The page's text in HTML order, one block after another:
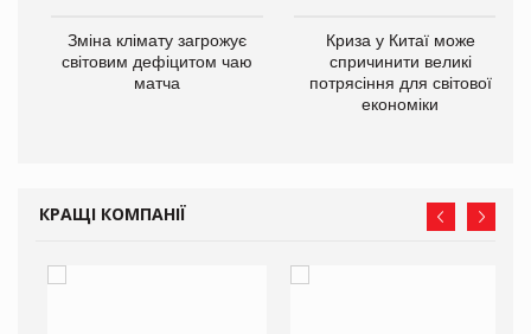
Зміна клімату загрожує
світовим дефіцитом чаю
матча
Криза у Китаї може
спричинити великі
потрясіння для світової
економіки
КРАЩІ КОМПАНІЇ